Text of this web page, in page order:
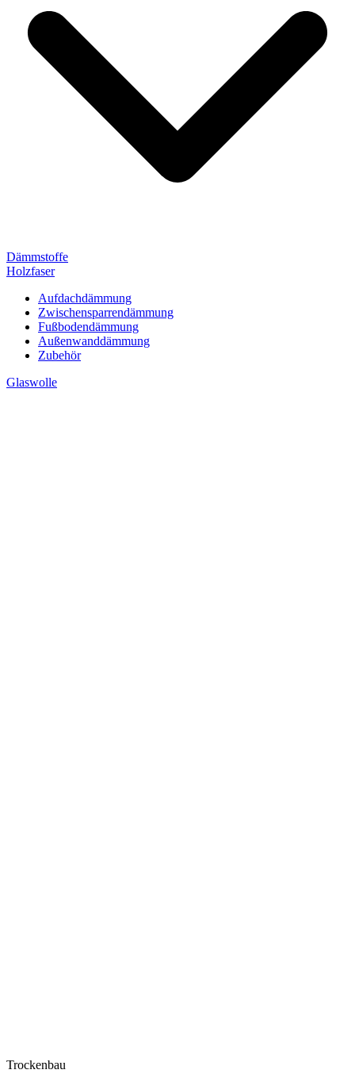
Dämmstoffe
Holzfaser
Aufdachdämmung
Zwischensparrendämmung
Fußbodendämmung
Außenwanddämmung
Zubehör
Glaswolle
Trockenbau